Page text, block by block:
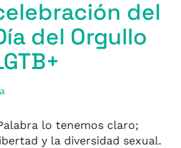
del
del Orgullo
lo tenemos claro;
y la diversidad sexual.